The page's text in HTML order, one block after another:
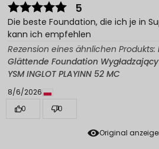
Original
5
Die beste Foundation, die ich je in
kann ich empfehlen
Rezension eines ähnlichen Produkts:
Glättende Foundation
YSM INGLOT PLAYINN 52 MC
8/6/2026
0
0